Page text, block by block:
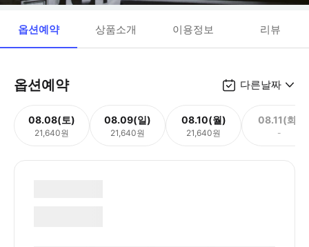
옵션예약 상품소개 이용정보 리뷰
옵션예약 다른날짜
08.08(토)
21,640원
08.09(일)
21,640원
08.10(월)
21,640원
08.11(화)
-